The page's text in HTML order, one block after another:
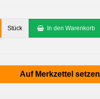
Stück In den Warenkorb
Auf Merkzettel setzen